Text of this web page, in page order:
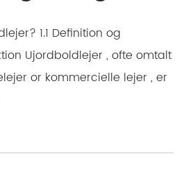
og
omtalt